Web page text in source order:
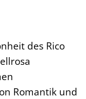
des Rico
Romantik und